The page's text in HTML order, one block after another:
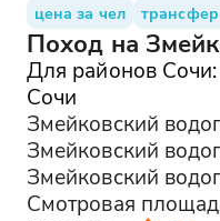
цена за чел
трансфер
Поход на
Для районов
Сочи
Змейковский
Змейковский
Змейковский
Смотровая